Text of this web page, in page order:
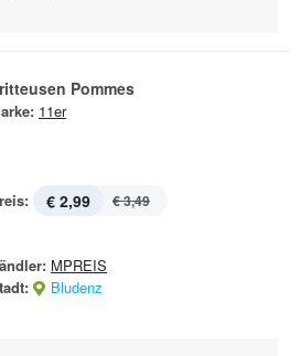
Pommes
11er
€ 2,99 € 3,49
MPREIS
Bludenz